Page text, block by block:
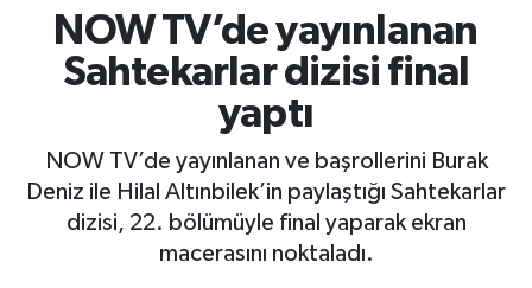
NOW TV’de yayınlanan
Sahtekarlar dizisi final
yaptı
NOW TV’de yayınlanan ve başrollerini Burak
Deniz ile Hilal Altınbilek’in paylaştığı Sahtekarlar
dizisi, 22. bölümüyle final yaparak ekran
macerasını noktaladı.